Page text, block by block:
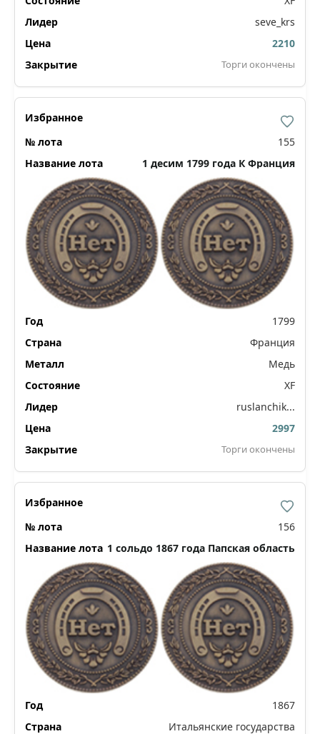
seve_krs
2210
Торги окончены
155
1 десим 1799 года К Франция
1799
Франция
Медь
XF
ruslanchik...
2997
Торги окончены
156
1 сольдо 1867 года Папская область
1867
Итальянские государства